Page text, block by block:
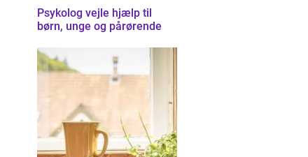
Psykolog vejle hjælp til
børn, unge og pårørende